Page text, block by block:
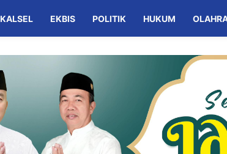
KALSEL EKBIS POLITIK HUKUM